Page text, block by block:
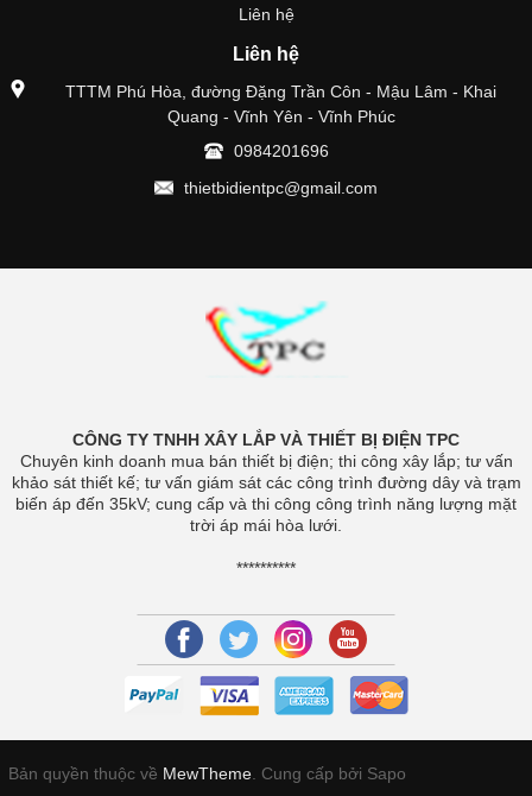
Liên hệ
Liên hệ
TTTM Phú Hòa, đường Đặng Trần Côn - Mậu Lâm - Khai
Quang - Vĩnh Yên - Vĩnh Phúc
0984201696
thietbidientpc@gmail.com
CÔNG TY TNHH XÂY LẮP VÀ THIẾT BỊ ĐIỆN TPC
Chuyên kinh doanh mua bán thiết bị điện; thi công xây lắp; tư vấn
khảo sát thiết kế; tư vấn giám sát các công trình đường dây và trạm
biến áp đến 35kV; cung cấp và thi công công trình năng lượng mặt
trời áp mái hòa lưới.
**********
Bản quyền thuộc về MewTheme Cung cấp bởi Sapo